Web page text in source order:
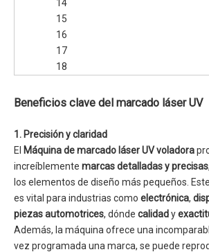
14
15
16
17
18
Beneficios clave del marcado láser UV
1. Precisión y claridad
El Máquina de marcado láser UV voladora
increíblemente marcas detalladas y precisas
los elementos de diseño más pequeños.
es vital para industrias como electrónica,
piezas automotrices, dónde calidady
Además, la máquina ofrece una
vez programada una marca, se puede